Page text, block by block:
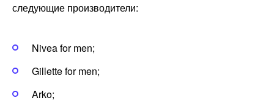
следующие производители:
Nivea for men;
Gillette for men;
Arko;